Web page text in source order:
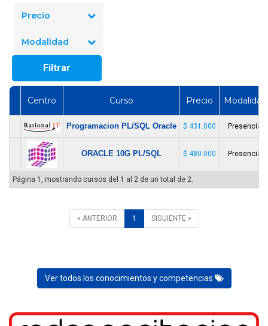
Precio
Modalidad
Filtrar
Centro Curso Precio Modalidad
Programacion PL/SQL Oracle $ 431.000 Presencial
ORACLE 10G PL/SQL $ 480.000 Presencial
Página 1, mostrando cursos del 1 al 2 de un total de 2. .
« ANTERIOR 1 SIGUIENTE »
Ver todos los conocimientos y competencias